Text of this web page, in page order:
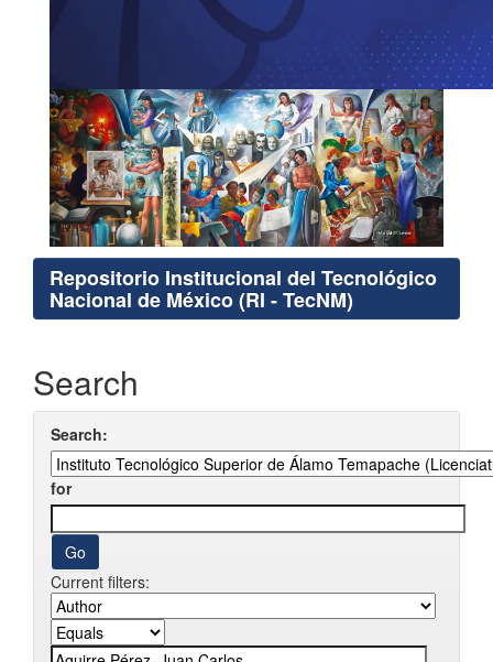
Repositorio Institucional del Tecnológico
Nacional de México (RI - TecNM)
Search
Search:
for
Current filters: